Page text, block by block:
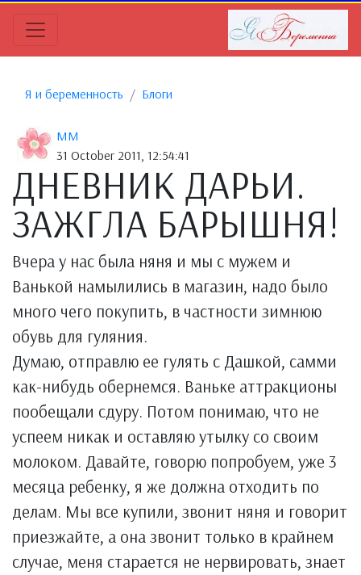
Я и беременность Блоги
MM
31 October 2011, 12:54:41
ДНЕВНИК ДАРЬИ.
ЗАЖГЛА БАРЫШНЯ!
Вчера у нас была няня и мы с мужем и
Ванькой намылились в магазин, надо было
много чего покупить, в частности зимнюю
обувь для гуляния.
Думаю, отправлю ее гулять с Дашкой, самми
как-нибудь обернемся. Ваньке аттракционы
пообещали сдуру. Потом понимаю, что не
успеем никак и оставляю утылку со своим
молоком. Давайте, говорю попробуем, уже 3
месяца ребенку, я же должна отходить по
делам. Мы все купили, звонит няня и говорит
приезжайте, а она звонит только в крайнем
случае, меня старается не нервировать, знает